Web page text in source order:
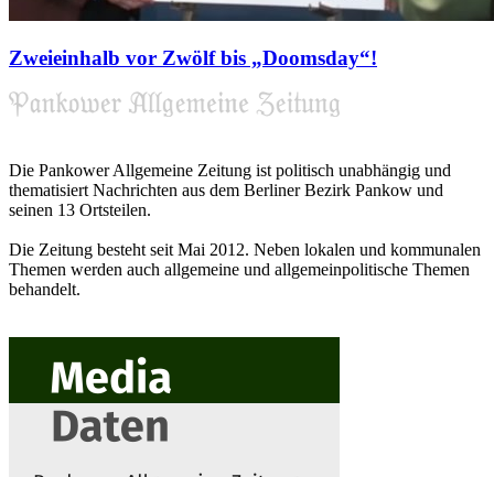
Zweieinhalb vor Zwölf bis „Doomsday“!
Die Pankower Allgemeine Zeitung ist politisch unabhängig und
thematisiert Nachrichten aus dem Berliner Bezirk Pankow und
seinen 13 Ortsteilen.
Die Zeitung besteht seit Mai 2012. Neben lokalen und kommunalen
Themen werden auch allgemeine und allgemeinpolitische Themen
behandelt.